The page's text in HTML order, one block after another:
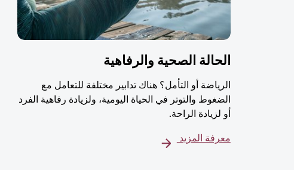
الحالة الصحية والرفاهية
الرياضة أو التأمل؟ هناك تدابير مختلفة للتعامل مع
الضغوط والتوتر في الحياة اليومية، ولزيادة رفاهية الفرد
أو لزيادة الراحة.
معرفة المزيد